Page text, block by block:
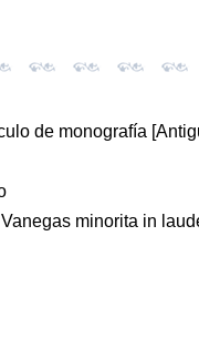
de monografía
minorita in